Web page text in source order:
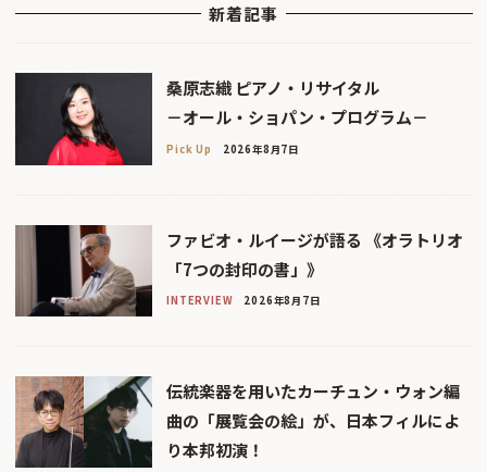
新着記事
桑原志織 ピアノ・リサイタル
－オール・ショパン・プログラム－
Pick Up 2026年8月7日
ファビオ・ルイージが語る 《オラトリオ
「7つの封印の書」》
INTERVIEW 2026年8月7日
伝統楽器を用いたカーチュン・ウォン編
曲の「展覧会の絵」が、日本フィルによ
り本邦初演！